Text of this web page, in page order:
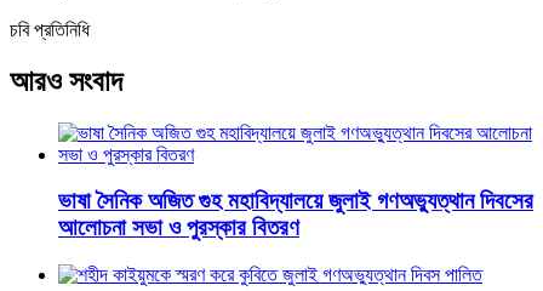
চবি প্রতিনিধি
আরও সংবাদ
ভাষা সৈনিক অজিত গুহ মহাবিদ্যালয়ে জুলাই গণঅভ্যুত্থান দিবসের
আলোচনা সভা ও পুরস্কার বিতরণ